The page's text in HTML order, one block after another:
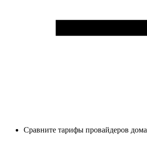
Сравните тарифы провайдеров дома